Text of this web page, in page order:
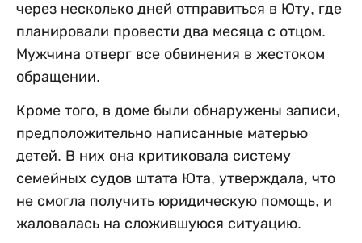
через несколько дней отправиться в Юту, где
планировали провести два месяца с отцом.
Мужчина отверг все обвинения в жестоком
обращении.
Кроме того, в доме были обнаружены записи,
предположительно написанные матерью
детей. В них она критиковала систему
семейных судов штата Юта, утверждала, что
не смогла получить юридическую помощь, и
жаловалась на сложившуюся ситуацию.